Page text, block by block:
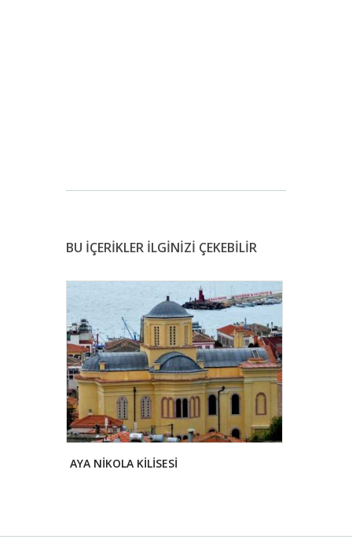
BU İÇERİKLER İLGİNİZİ ÇEKEBİLİR
AYA NİKOLA KİLİSESİ